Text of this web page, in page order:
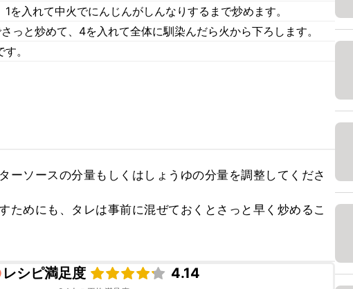
を入れて中火でにんじんがしんなりするまで炒めます。
っと炒めて、4を入れて全体に馴染んだら火から下ろします。
。
ーソースの分量もしくはしょうゆの分量を調整してくださ
ためにも、タレは事前に混ぜておくとさっと早く炒めるこ
レシピ満足度
4.14